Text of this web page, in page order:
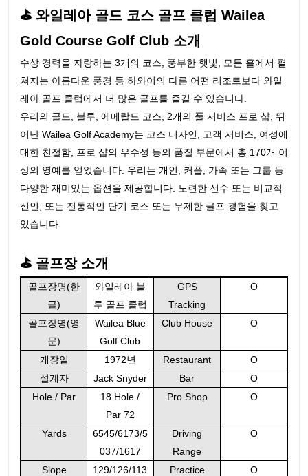
⛳ 와일레아 골드 코스 골프 클럽 Wailea
Gold Course Golf Club 소개
수상 경력을 자랑하는 3개의 코스, 풍부한 햇빛, 모든 홀에서 펼
쳐지는 아름다운 풍경 등 하와이의 다른 어떤 리조트보다 와일
레아 골프 클럽에서 더 많은 골프를 즐길 수 있습니다.
우리의 골드, 블루, 에메랄드 코스, 2개의 풀 서비스 프로 샵, 뛰
어난 Wailea Golf Academy는 코스 디자인, 고객 서비스, 여성에
대한 친절함, 프로 샵의 우수성 등의 품질 부문에서 총 170개 이
상의 영예를 얻었습니다. 우리는 개인, 커플, 가족 또는 그룹 등
다양한 재미있는 옵션을 제공합니다. 노련한 선수 또는 비교적
신인; 또는 전통적인 단기 코스 또는 무제한 골프 경험을 찾고
있습니다.
⛳ 골프장 소개
골프장명(한
글)
와일레아 블
루 골프 클럽
GPS
Tracking
O
골프장명(영
문)
Wailea Blue
Golf Club
Club House O
개장일 1972년 Restaurant
O
설계자
Jack Snyder Bar
O
Hole / Par
18 Hole /
Par 72
Pro Shop O
Yards
6545/6173/5
037/1617
Driving
Range
O
Slope
129/126/113
Practice
O